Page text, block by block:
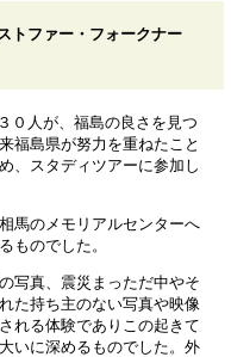
ファー・フォークナー
０人が、福島の良さを見つ
福島県が努力を重ねたこと
、スタディツアーに参加し
馬のメモリアルセンターへ
ものでした。
写真、震災まっただ中やそ
た持ち主のない写真や映像
れる体験でありこの起きて
いに深めるものでした。外